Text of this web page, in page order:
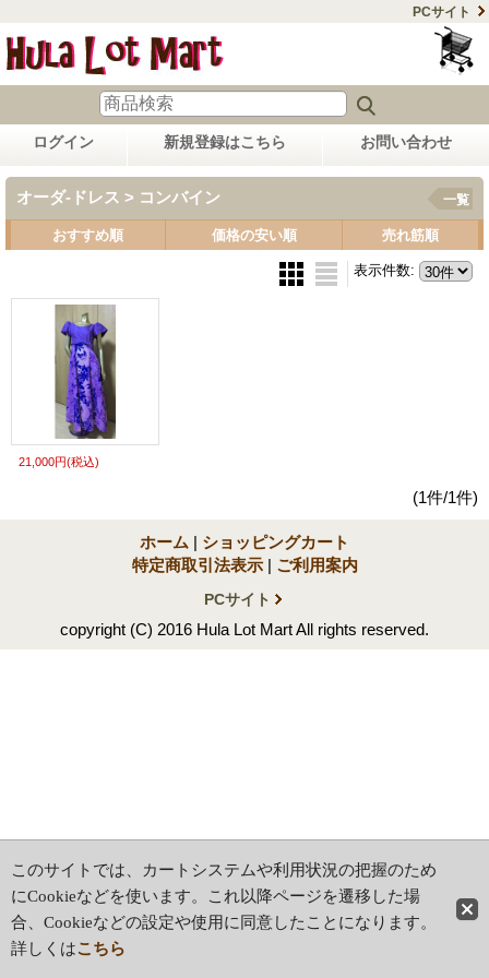
PCサイト
ログイン 新規登録はこちら お問い合わせ
オーダ-ドレス > コンバイン 一覧
おすすめ順 価格の安い順 売れ筋順
表示件数:
21,000円(税込)
(1件/1件)
ホーム | ショッピングカート
特定商取引法表示 | ご利用案内
PCサイト
copyright (C) 2016 Hula Lot Mart All rights reserved.
このサイトでは、カートシステムや利用状況の把握のため
にCookieなどを使います。これ以降ページを遷移した場
合、Cookieなどの設定や使用に同意したことになります。
詳しくはこちら